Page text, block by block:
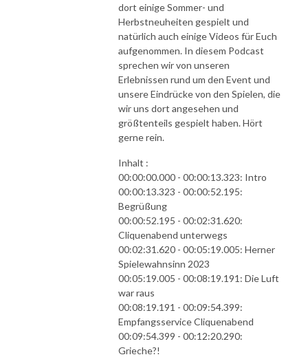
dort einige Sommer- und
Herbstneuheiten gespielt und
natürlich auch einige Videos für Euch
aufgenommen. In diesem Podcast
sprechen wir von unseren
Erlebnissen rund um den Event und
unsere Eindrücke von den Spielen, die
wir uns dort angesehen und
größtenteils gespielt haben. Hört
gerne rein.
Inhalt :
00:00:00.000 - 00:00:13.323: Intro
00:00:13.323 - 00:00:52.195:
Begrüßung
00:00:52.195 - 00:02:31.620:
Cliquenabend unterwegs
00:02:31.620 - 00:05:19.005: Herner
Spielewahnsinn 2023
00:05:19.005 - 00:08:19.191: Die Luft
war raus
00:08:19.191 - 00:09:54.399:
Empfangsservice Cliquenabend
00:09:54.399 - 00:12:20.290:
Grieche?!